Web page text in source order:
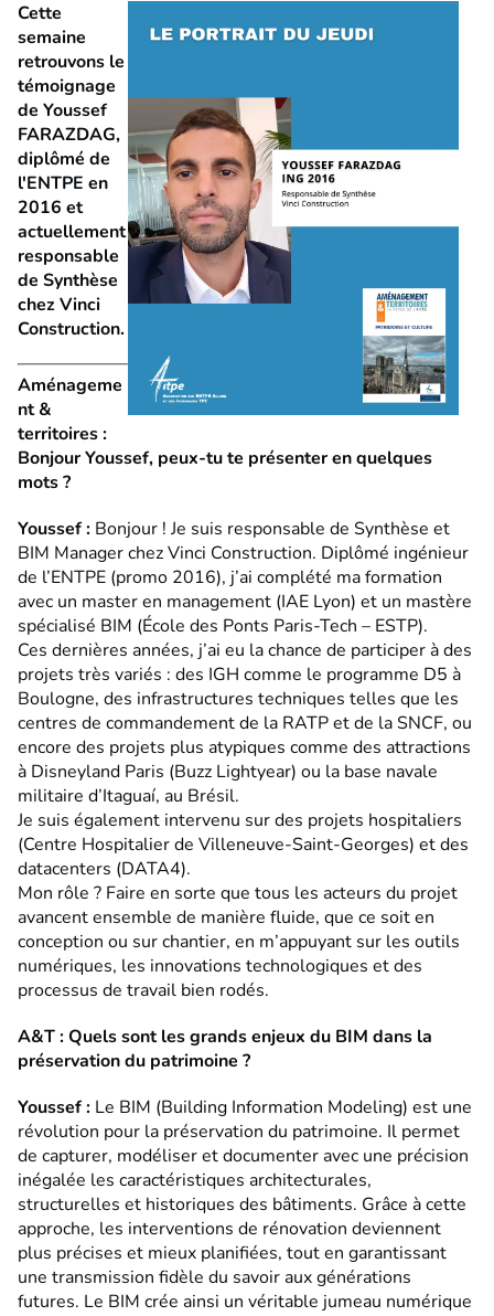
Cette
semaine
retrouvons le
témoignage
de Youssef
FARAZDAG,
diplômé de
l'ENTPE en
2016 et
actuellement
responsable
de Synthèse
chez Vinci
Construction.
Aménageme
nt &
territoires :
Bonjour Youssef, peux-tu te présenter en quelques
mots ?
Youssef : Bonjour ! Je suis responsable de Synthèse et
BIM Manager chez Vinci Construction. Diplômé ingénieur
de l’ENTPE (promo 2016), j’ai complété ma formation
avec un master en management (IAE Lyon) et un mastère
spécialisé BIM (École des Ponts Paris-Tech – ESTP).
Ces dernières années, j’ai eu la chance de participer à des
projets très variés : des IGH comme le programme D5 à
Boulogne, des infrastructures techniques telles que les
centres de commandement de la RATP et de la SNCF, ou
encore des projets plus atypiques comme des attractions
à Disneyland Paris (Buzz Lightyear) ou la base navale
militaire d’Itaguaí, au Brésil.
Je suis également intervenu sur des projets hospitaliers
(Centre Hospitalier de Villeneuve-Saint-Georges) et des
datacenters (DATA4).
Mon rôle ? Faire en sorte que tous les acteurs du projet
avancent ensemble de manière fluide, que ce soit en
conception ou sur chantier, en m’appuyant sur les outils
numériques, les innovations technologiques et des
processus de travail bien rodés.
A&T : Quels sont les grands enjeux du BIM dans la
préservation du patrimoine ?
Youssef : Le BIM (Building Information Modeling) est une
révolution pour la préservation du patrimoine. Il permet
de capturer, modéliser et documenter avec une précision
inégalée les caractéristiques architecturales,
structurelles et historiques des bâtiments. Grâce à cette
approche, les interventions de rénovation deviennent
plus précises et mieux planifiées, tout en garantissant
une transmission fidèle du savoir aux générations
futures. Le BIM crée ainsi un véritable jumeau numérique